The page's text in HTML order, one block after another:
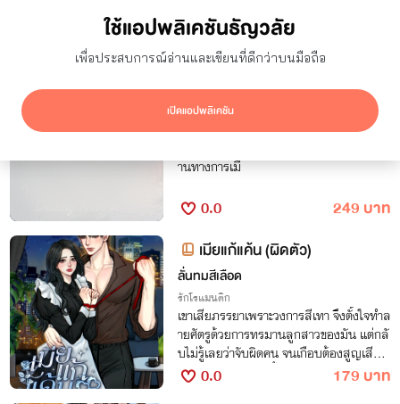
ใช้แอปพลิเคชันธัญวลัย
เพื่อประสบการณ์อ่านและเขียนที่ดีกว่าบนมือถือ
เปิดแอปพลิเคชัน
รายการ
ซ่อนผลงานที่ใช้ปก AI แสดงเฉพาะโปรโมชัน
คืนวิวาห์หวนชะตา
Xi xixi
Boy Love
านทางการเมื
0.0
249 บาท
เมียแก้แค้น (ผิดตัว)
ลั่นทมสีเลือด
รักโรแมนติก
เขาเสียภรรยาเพราะวงการสีเทา จึงตั้งใจทำล
ายศัตรูด้วยการทรมานลูกสาวของมัน แต่กลั
บไม่รู้เลยว่าจับผิดคน จนเกือบต้องสูญเสียหั
วใจดวงใหม่ไปอีกครั้ง
0.0
179 บาท